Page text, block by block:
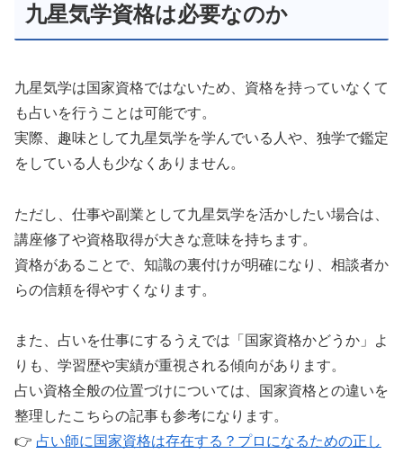
九星気学資格は必要なのか
九星気学は国家資格ではないため、資格を持っていなくて
も占いを行うことは可能です。
実際、趣味として九星気学を学んでいる人や、独学で鑑定
をしている人も少なくありません。
ただし、仕事や副業として九星気学を活かしたい場合は、
講座修了や資格取得が大きな意味を持ちます。
資格があることで、知識の裏付けが明確になり、相談者か
らの信頼を得やすくなります。
また、占いを仕事にするうえでは「国家資格かどうか」よ
りも、学習歴や実績が重視される傾向があります。
占い資格全般の位置づけについては、国家資格との違いを
整理したこちらの記事も参考になります。
👉 占い師に国家資格は存在する？プロになるための正し